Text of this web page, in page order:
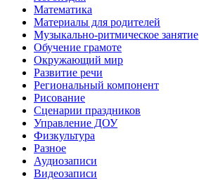
Математика
Материалы для родителей
Музыкально-ритмическое занятие
Обучение грамоте
Окружающий мир
Развитие речи
Региональный компонент
Рисование
Сценарии праздников
Управление ДОУ
Физкультура
Разное
Аудиозаписи
Видеозаписи